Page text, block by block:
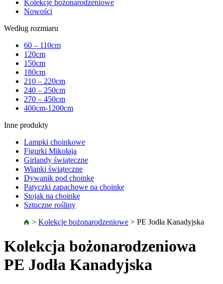
Kolekcje bożonarodzeniowe
Nowości
Według rozmiaru
60 – 110cm
120cm
150cm
180cm
210 – 220cm
240 – 250cm
270 – 450cm
400cm-1200cm
Inne produkty
Lampki choinkowe
Figurki Mikołaja
Girlandy świąteczne
Wianki świąteczne
Dywanik pod choinkę
Patyczki zapachowe na choinkę
Stojak na choinkę
Sztuczne rośliny
> Kolekcje bożonarodzeniowe > PE Jodła Kanadyjska
Kolekcja bożonarodzeniowa
PE Jodła Kanadyjska